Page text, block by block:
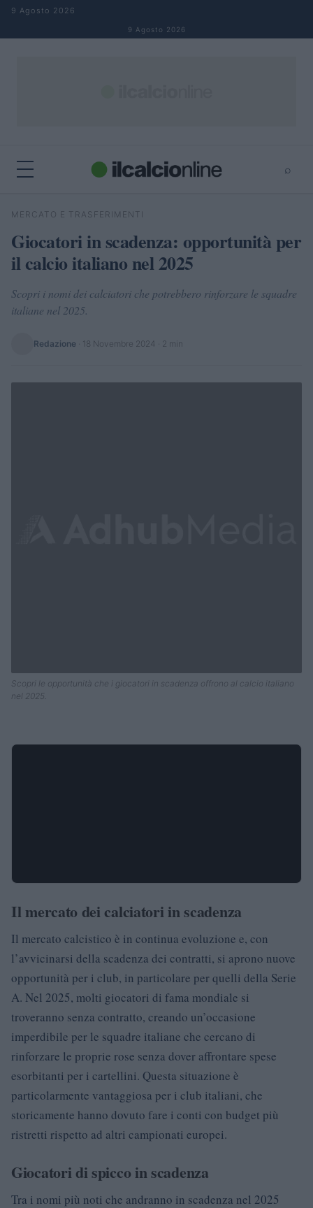
Salta al contenuto
9 Agosto 2026
9 Agosto 2026
⌕
Cerca
MERCATO E TRASFERIMENTI
Giocatori in scadenza: opportunità per
il calcio italiano nel 2025
Scopri i nomi dei calciatori che potrebbero rinforzare le squadre
italiane nel 2025.
Redazione 18 Novembre 2024 · 2 min
Scopri le opportunità che i giocatori in scadenza offrono al calcio italiano
nel 2025.
Il mercato dei calciatori in scadenza
Il mercato calcistico è in continua evoluzione e, con
l’avvicinarsi della scadenza dei contratti, si aprono nuove
opportunità per i club, in particolare per quelli della Serie
A. Nel 2025, molti giocatori di fama mondiale si
troveranno senza contratto, creando un’occasione
imperdibile per le squadre italiane che cercano di
rinforzare le proprie rose senza dover affrontare spese
esorbitanti per i cartellini. Questa situazione è
particolarmente vantaggiosa per i club italiani, che
storicamente hanno dovuto fare i conti con budget più
ristretti rispetto ad altri campionati europei.
Giocatori di spicco in scadenza
Tra i nomi più noti che andranno in scadenza nel 2025